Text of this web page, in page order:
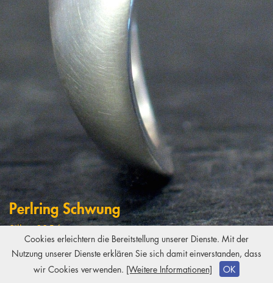
Cookies erleichtern die Bereitstellung unserer Dienste. Mit der
Nutzung unserer Dienste erklären Sie sich damit einverstanden, dass
wir Cookies verwenden. [Weitere Informationen] OK
Perlring Schwung
Silber 925/-
Akoya Perle
Copyright 2026 Kiki Brodmerkel